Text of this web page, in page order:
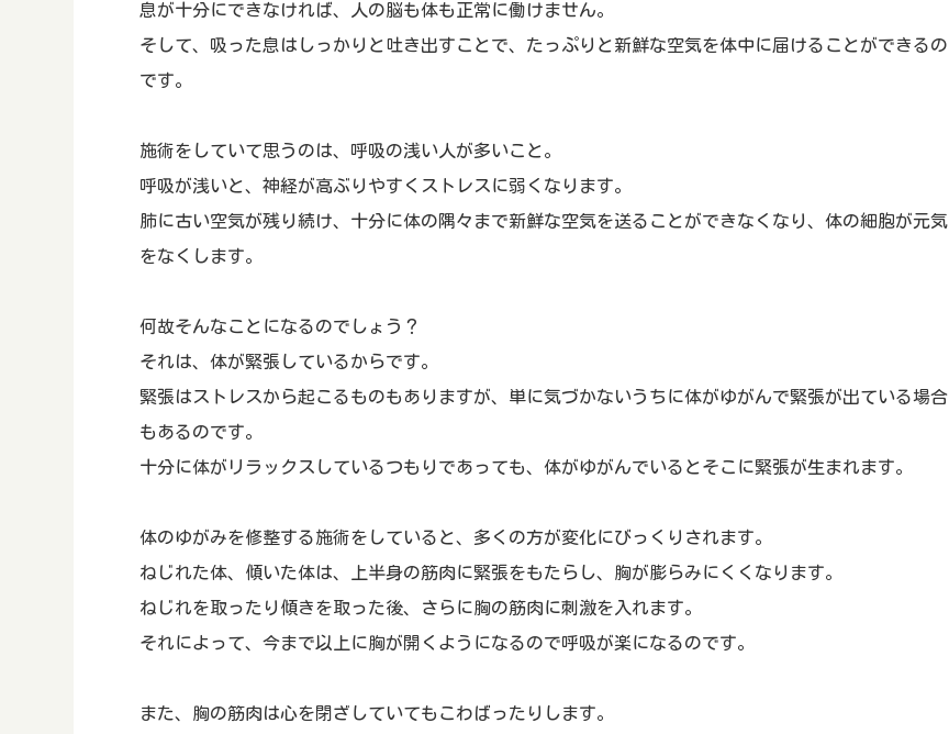
息が十分にできなければ、人の脳も体も正常に働けません。
そして、吸った息はしっかりと吐き出すことで、たっぷりと新鮮な空気を体中に届けることができるの
です。
施術をしていて思うのは、呼吸の浅い人が多いこと。
呼吸が浅いと、神経が高ぶりやすくストレスに弱くなります。
肺に古い空気が残り続け、十分に体の隅々まで新鮮な空気を送ることができなくなり、体の細胞が元気
をなくします。
何故そんなことになるのでしょう？
それは、体が緊張しているからです。
緊張はストレスから起こるものもありますが、単に気づかないうちに体がゆがんで緊張が出ている場合
もあるのです。
十分に体がリラックスしているつもりであっても、体がゆがんでいるとそこに緊張が生まれます。
体のゆがみを修整する施術をしていると、多くの方が変化にびっくりされます。
ねじれた体、傾いた体は、上半身の筋肉に緊張をもたらし、胸が膨らみにくくなります。
ねじれを取ったり傾きを取った後、さらに胸の筋肉に刺激を入れます。
それによって、今まで以上に胸が開くようになるので呼吸が楽になるのです。
また、胸の筋肉は心を閉ざしていてもこわばったりします。